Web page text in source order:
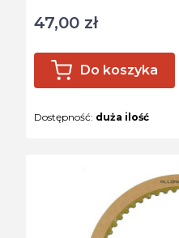
Cena
47,00 zł
Do koszyka
Dostępność: duża ilość